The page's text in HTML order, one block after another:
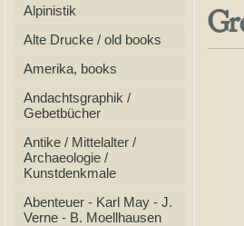
Alpinistik
Alte Drucke / old books
Amerika, books
Andachtsgraphik /
Gebetbücher
Antike / Mittelalter /
Archaeologie /
Kunstdenkmale
Abenteuer - Karl May - J.
Verne - B. Moellhausen